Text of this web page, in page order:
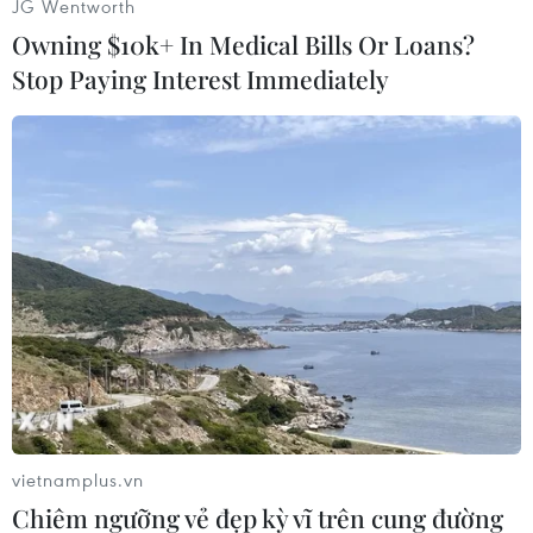
và tuyên bố Mỹ có thể rút khỏi tổ chức này./.
(Vietnam+)
#Hàng xuất khẩu
#Tổ chức thương mại thế giới WTO
JG Wentworth
Owning $10k+ In Medical Bills Or Loans?
Stop Paying Interest Immediately
vietnamplus.vn
Chiêm ngưỡng vẻ đẹp kỳ vĩ trên cung đường